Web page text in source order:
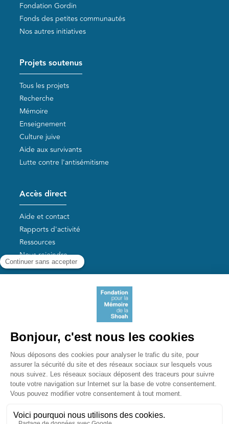
Fondation Gordin
Fonds des petites communautés
Nos autres initiatives
Projets soutenus
Tous les projets
Recherche
Mémoire
Enseignement
Culture juive
Aide aux survivants
Lutte contre l'antisémitisme
Accès direct
Aide et contact
Rapports d'activité
Ressources
Nous rejoindre
Aide aux survivants de la Shoah
Liens utiles
Mémorial de la Shoah
Le camp des Milles
Yad Vashem France
Akadem